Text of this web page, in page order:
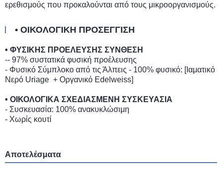
ερεθισμούς που προκαλούνται από τους μικροοργανισμούς.
• ΟΙΚΟΛΟΓΙΚΗ ΠΡΟΣΕΓΓΙΣΗ
• ΦΥΣΙΚΗΣ ΠΡΟΕΛΕΥΣΗΣ ΣΥΝΘΕΣΗ
-- 97% συστατικά φυσική προέλευσης
- Φυσικό Σύμπλοκο από τις Άλπεις - 100% φυσικό: [Ιαματικό
Νερό Uriage + Οργανικό Edelweiss]
• ΟΙΚΟΛΟΓΙΚΑ ΣΧΕΔΙΑΣΜΕΝΗ ΣΥΣΚΕΥΑΣΙΑ
- Συσκευασία: 100% ανακυκλώσιμη
- Χωρίς κουτί
Αποτελέσματα